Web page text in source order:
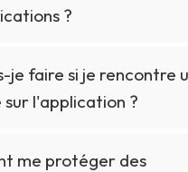
?
je faire si je rencontre
sur l'application ?
me protéger des